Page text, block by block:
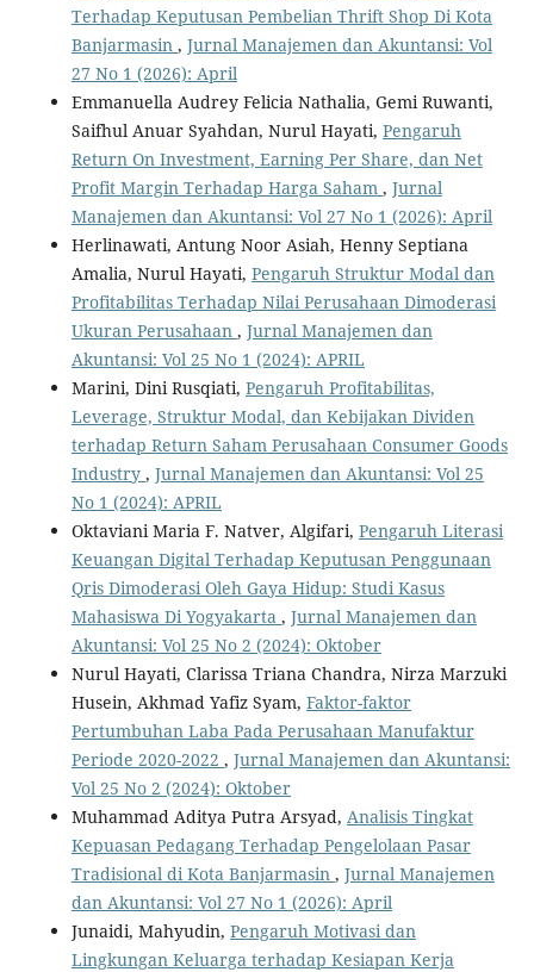
Terhadap Keputusan Pembelian Thrift Shop Di Kota
Banjarmasin , Jurnal Manajemen dan Akuntansi: Vol
27 No 1 (2026): April
Emmanuella Audrey Felicia Nathalia, Gemi Ruwanti,
Saifhul Anuar Syahdan, Nurul Hayati, Pengaruh
Return On Investment, Earning Per Share, dan Net
Profit Margin Terhadap Harga Saham , Jurnal
Manajemen dan Akuntansi: Vol 27 No 1 (2026): April
Herlinawati, Antung Noor Asiah, Henny Septiana
Amalia, Nurul Hayati, Pengaruh Struktur Modal dan
Profitabilitas Terhadap Nilai Perusahaan Dimoderasi
Ukuran Perusahaan , Jurnal Manajemen dan
Akuntansi: Vol 25 No 1 (2024): APRIL
Marini, Dini Rusqiati, Pengaruh Profitabilitas,
Leverage, Struktur Modal, dan Kebijakan Dividen
terhadap Return Saham Perusahaan Consumer Goods
Industry , Jurnal Manajemen dan Akuntansi: Vol 25
No 1 (2024): APRIL
Oktaviani Maria F. Natver, Algifari, Pengaruh Literasi
Keuangan Digital Terhadap Keputusan Penggunaan
Qris Dimoderasi Oleh Gaya Hidup: Studi Kasus
Mahasiswa Di Yogyakarta , Jurnal Manajemen dan
Akuntansi: Vol 25 No 2 (2024): Oktober
Nurul Hayati, Clarissa Triana Chandra, Nirza Marzuki
Husein, Akhmad Yafiz Syam, Faktor-faktor
Pertumbuhan Laba Pada Perusahaan Manufaktur
Periode 2020-2022 , Jurnal Manajemen dan Akuntansi:
Vol 25 No 2 (2024): Oktober
Muhammad Aditya Putra Arsyad, Analisis Tingkat
Kepuasan Pedagang Terhadap Pengelolaan Pasar
Tradisional di Kota Banjarmasin , Jurnal Manajemen
dan Akuntansi: Vol 27 No 1 (2026): April
Junaidi, Mahyudin, Pengaruh Motivasi dan
Lingkungan Keluarga terhadap Kesiapan Kerja